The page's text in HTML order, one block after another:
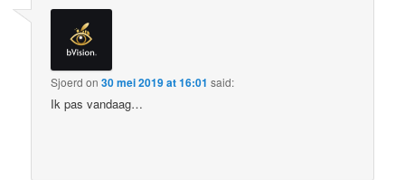
Sjoerd on30 mei 2019 at 16:01 said:
Ik pas vandaag…